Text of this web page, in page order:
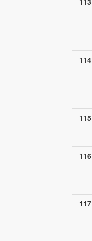
113
114
115
116
117